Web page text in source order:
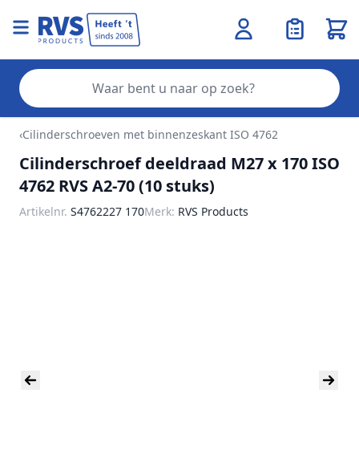
Ga naar de inhoud
‹Cilinderschroeven met binnenzeskant ISO 4762
Cilinderschroef deeldraad M27 x 170 ISO
4762 RVS A2-70 (10 stuks)
Artikelnr. S4762227 170Merk: RVS Products